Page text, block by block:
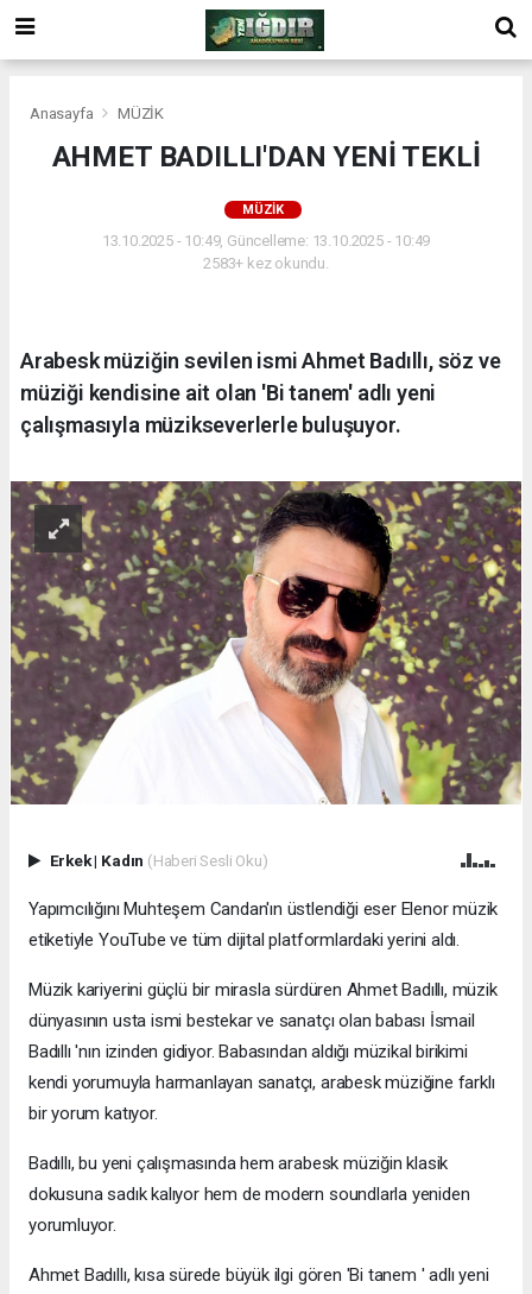
Anasayfa MÜZİK
AHMET BADILLI'DAN YENİ TEKLİ
MÜZİK
13.10.2025 - 10:49, Güncelleme: 13.10.2025 - 10:49
2583+ kez okundu.
Arabesk müziğin sevilen ismi Ahmet Badıllı, söz ve
müziği kendisine ait olan 'Bi tanem' adlı yeni
çalışmasıyla müzikseverlerle buluşuyor.
Erkek| Kadın (Haberi Sesli Oku)
Yapımcılığını Muhteşem Candan'ın üstlendiği eser Elenor müzik
etiketiyle YouTube ve tüm dijital platformlardaki yerini aldı.
Müzik kariyerini güçlü bir mirasla sürdüren Ahmet Badıllı, müzik
dünyasının usta ismi bestekar ve sanatçı olan babası İsmail
Badıllı 'nın izinden gidiyor. Babasından aldığı müzikal birikimi
kendi yorumuyla harmanlayan sanatçı, arabesk müziğine farklı
bir yorum katıyor.
Badıllı, bu yeni çalışmasında hem arabesk müziğin klasik
dokusuna sadık kalıyor hem de modern soundlarla yeniden
yorumluyor.
Ahmet Badıllı, kısa sürede büyük ilgi gören 'Bi tanem ' adlı yeni